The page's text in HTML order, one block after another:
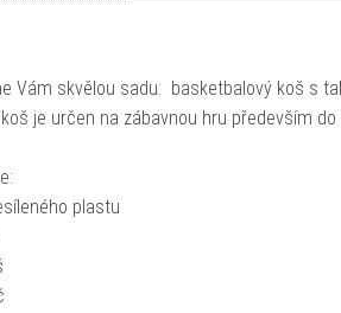
Vám skvělou sadu: basketbalový koš s
je určen na zábavnou hru především
plastu